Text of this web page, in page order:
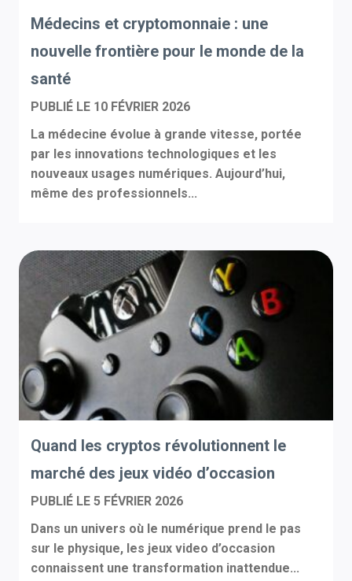
Médecins et cryptomonnaie : une
nouvelle frontière pour le monde de la
santé
PUBLIÉ LE 10 FÉVRIER 2026
La médecine évolue à grande vitesse, portée
par les innovations technologiques et les
nouveaux usages numériques. Aujourd’hui,
même des professionnels...
Quand les cryptos révolutionnent le
marché des jeux vidéo d’occasion
PUBLIÉ LE 5 FÉVRIER 2026
Dans un univers où le numérique prend le pas
sur le physique, les jeux video d’occasion
connaissent une transformation inattendue...